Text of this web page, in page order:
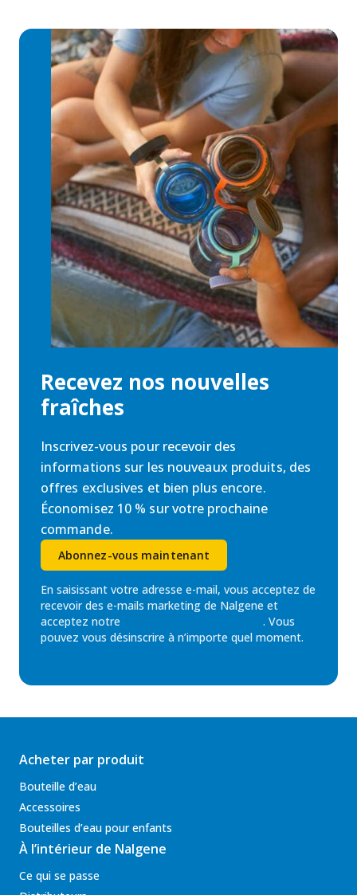
Recevez nos nouvelles
fraîches
Inscrivez-vous pour recevoir des
informations sur les nouveaux produits, des
offres exclusives et bien plus encore.
Économisez 10 % sur votre prochaine
commande.
Abonnez-vous maintenant
En saisissant votre adresse e-mail, vous acceptez de
recevoir des e-mails marketing de Nalgene et
acceptez notre
. Vous
pouvez vous désinscrire à n’importe quel moment.
Acheter par produit
Bouteille d’eau
Accessoires
Bouteilles d’eau pour enfants
À l’intérieur de Nalgene
Ce qui se passe